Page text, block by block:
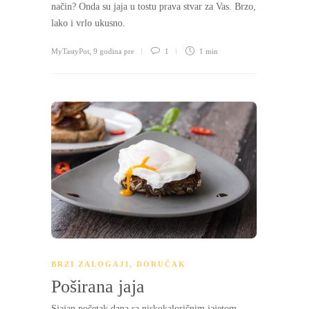
način? Onda su jaja u tostu prava stvar za Vas. Brzo,
lako i vrlo ukusno.
MyTastyPot 9 godina pre 1 1 min
BRZI ZALOGAJI, DORUČAK
Poširana jaja